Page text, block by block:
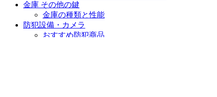
金庫 その他の鍵
金庫の種類と性能
防犯設備・カメラ
おすすめ防犯商品